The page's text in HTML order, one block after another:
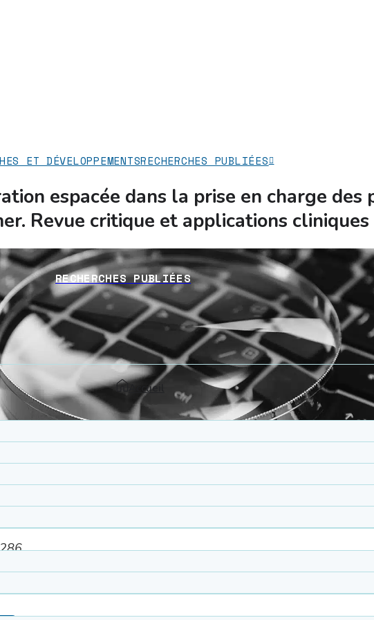
Accueil
ET DÉVELOPPEMENTSRECHERCHES PUBLIÉES
espacée dans la prise en charge
Revue critique et applications cliniques
RECHERCHES PUBLIÉES
espacée, une méthode de réhabilitation permettant